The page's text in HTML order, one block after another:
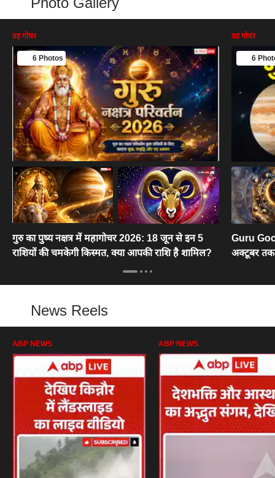
ग्रह गोचर
6 Photos
गुरु का पुष्य नक्षत्र में महागोचर 2026: 18 जून से इन 5
राशियों की चमकेगी किस्मत, क्या आपकी राशि है शामिल?
ग्रह गोचर
6
Guru
अक्टूबर तक
News Reels
ABP NEWS ABP NEWS